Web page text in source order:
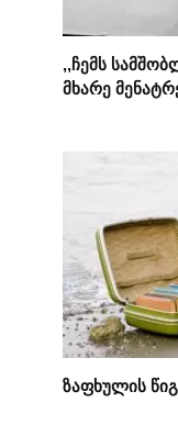
,,ჩემს
მხარე
ზაფხულის